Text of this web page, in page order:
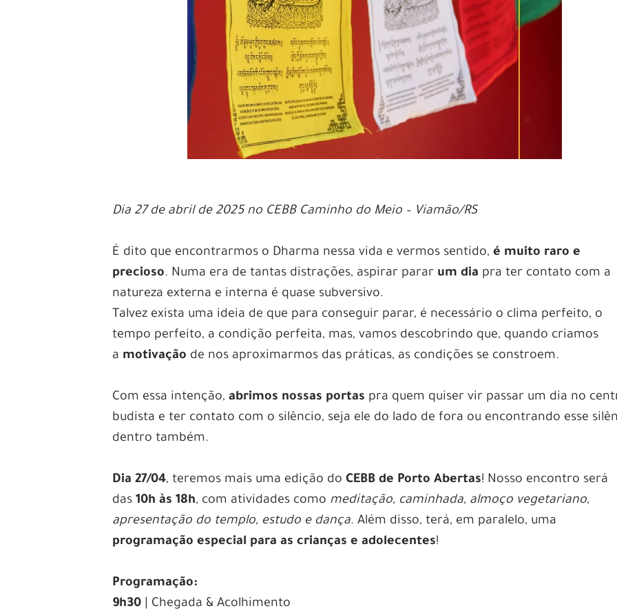
Dia 27 de abril de 2025 no CEBB Caminho do Meio – Viamão/RS
É dito que encontrarmos o Dharma nessa vida e vermos sentido,é muito raro e
precioso. Numa era de tantas distrações, aspirar parar um dia pra ter contato com a
natureza externa e interna é quase subversivo.
Talvez exista uma ideia de que para conseguir parar, é necessário o clima perfeito, o
tempo perfeito, a condição perfeita, mas, vamos descobrindo que, quando criamos
a motivação de nos aproximarmos das práticas, as condições se constroem.
Com essa intenção, abrimos nossas portas pra quem quiser vir passar um dia no
budista e ter contato com o silêncio, seja ele do lado de fora ou encontrando esse
dentro também.
Dia 27/04, teremos mais uma edição doCEBB de Porto Abertas! Nosso encontro será
das10h às 18h, com atividades como meditação, caminhada, almoço vegetariano,
apresentação do templo, estudo e dança. Além disso, terá, em paralelo, uma
programação especial para as crianças e adolecentes!
Programação:
9h30 | Chegada & Acolhimento